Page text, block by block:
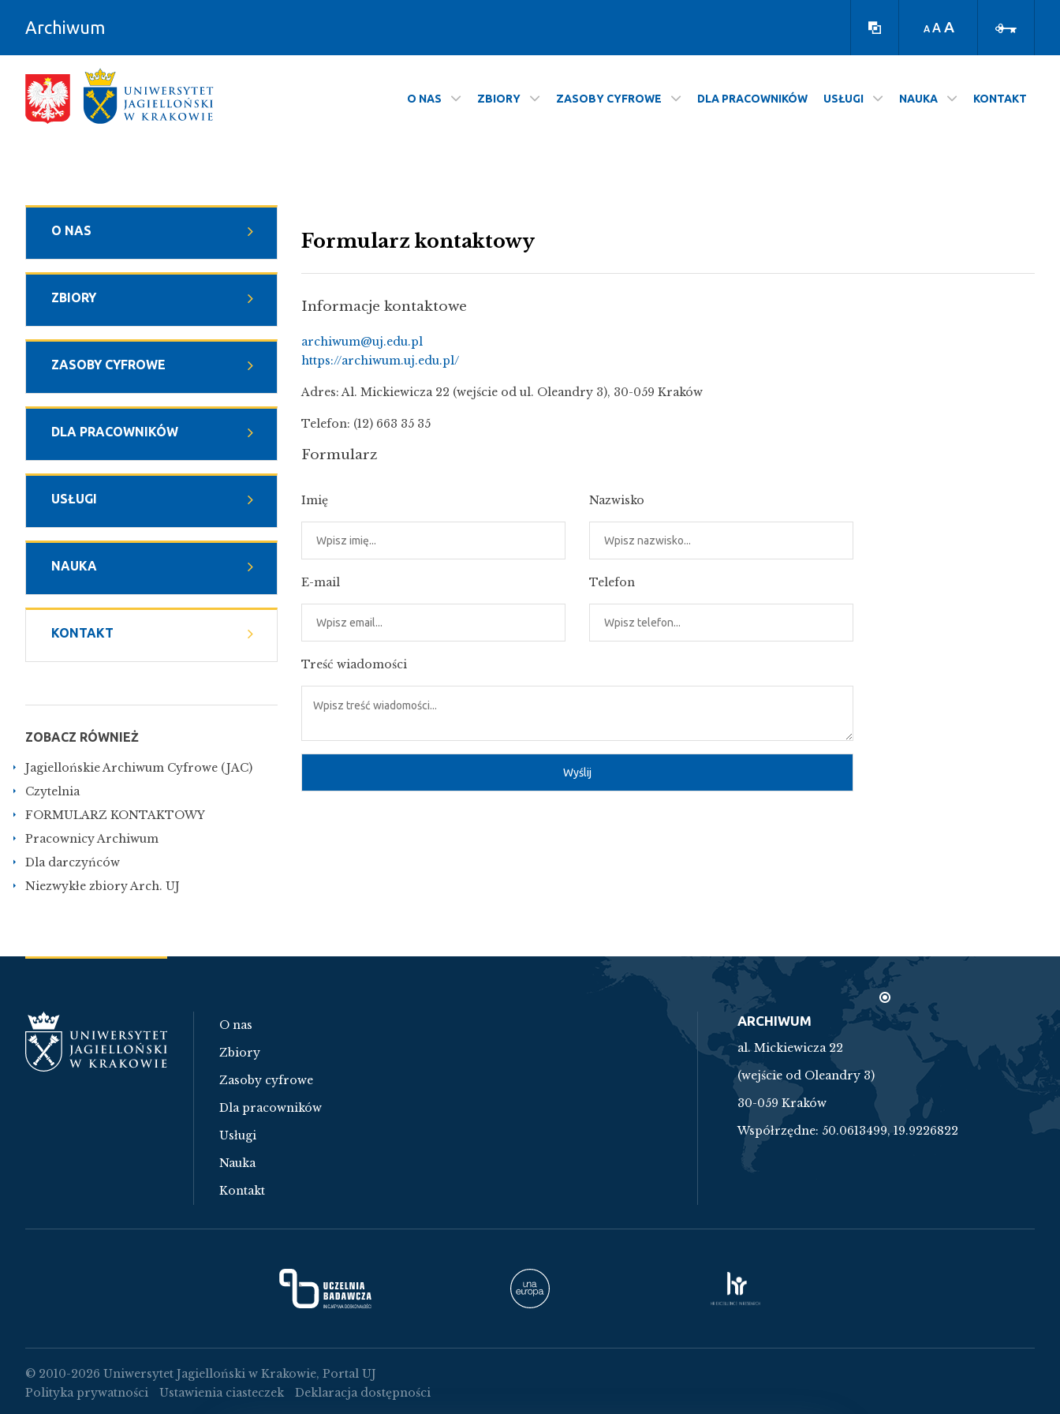
Archiwum
A A A
O NAS ZBIORY ZASOBY CYFROWE DLA PRACOWNIKÓW USŁUGI NAUKA KONTAKT
O NAS
ZBIORY
ZASOBY CYFROWE
DLA PRACOWNIKÓW
USŁUGI
NAUKA
KONTAKT
ZOBACZ RÓWNIEŻ
Jagiellońskie Archiwum Cyfrowe (JAC)
Czytelnia
FORMULARZ KONTAKTOWY
Pracownicy Archiwum
Dla darczyńców
Niezwykłe zbiory Arch. UJ
Formularz kontaktowy
Informacje kontaktowe
archiwum@uj.edu.pl
https://archiwum.uj.edu.pl/
Adres:Al. Mickiewicza 22 (wejście od ul. Oleandry 3), 30-059 Kraków
Telefon: (12) 663 35 35
Formularz
Imię Nazwisko
E-mail Telefon
Treść wiadomości
O nas
Zbiory
Zasoby cyfrowe
Dla pracowników
Usługi
Nauka
Kontakt
ARCHIWUM
al. Mickiewicza 22
(wejście od Oleandry 3)
30-059 Kraków
Współrzędne: 50.0613499, 19.9226822
© 2010-2026 Uniwersytet Jagielloński w Krakowie, Portal UJ
Polityka prywatności
Ustawienia ciasteczek Deklaracja dostępności